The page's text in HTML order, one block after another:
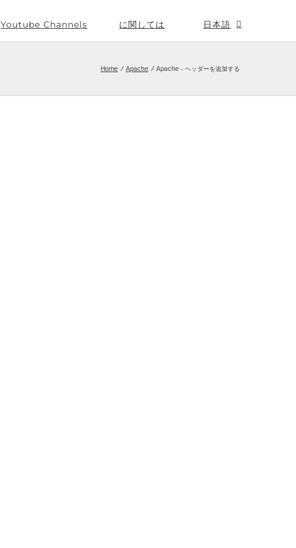
Youtube Channels に関しては 日本語
Home Apache Apache - ヘッダーを追加する